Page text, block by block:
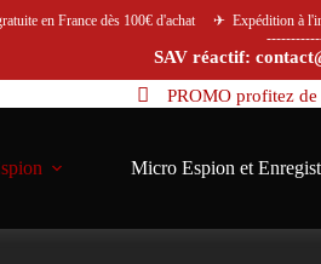
PROMO profitez
Micro Espion et
en France dès 100€ d'achat ✈ Expédition à
SAV réactif: